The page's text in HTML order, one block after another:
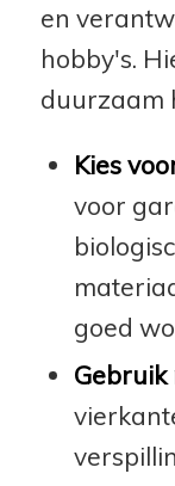
en
hobby's.
duurzaam
Kies
voor
goed
Gebruik